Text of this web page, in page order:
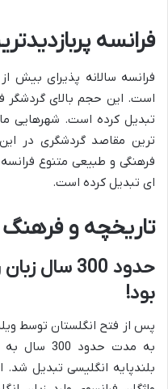
فرانسه
است. این حجم بالای گردشگر
تبدیل کرده است. شهرهایی
ترین مقاصد گردشگری در
فرهنگی و طبیعی متنوع
ای تبدیل کرده است.
تاریخچه و فرهنگ
حدود 300
بود!
به مدت
بلندپایه انگلیسی تبدیل شد.